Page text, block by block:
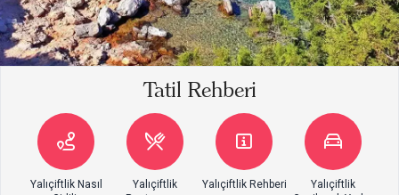
Tatil Rehberi
Yalıçiftlik Nasıl
Yalıçiftlik
Yalıçiftlik Rehberi
Yalıçiftlik